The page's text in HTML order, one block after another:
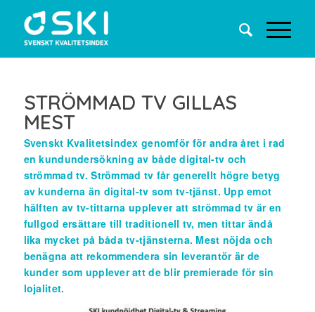
STRÖMMAD TV GILLAS
MEST
Svenskt Kvalitetsindex genomför för andra året i rad
en kundundersökning av både digital-tv och
strömmad tv. Strömmad tv får generellt högre betyg
av kunderna än digital-tv som tv-tjänst. Upp emot
hälften av tv-tittarna upplever att strömmad tv är en
fullgod ersättare till traditionell tv, men tittar ändå
lika mycket på båda tv-tjänsterna. Mest nöjda och
benägna att rekommendera sin leverantör är de
kunder som upplever att de blir premierade för sin
lojalitet.